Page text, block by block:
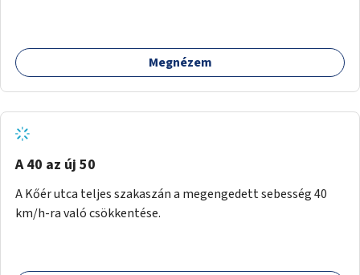
szintű növényzettel, öntözőrendszerrel, esetleg
valamilyen vizes attrakcióval ami végfut mind az 500m-en.
Megnézem
A 40 az új 50
A Kőér utca teljes szakaszán a megengedett sebesség 40
km/h-ra való csökkentése.